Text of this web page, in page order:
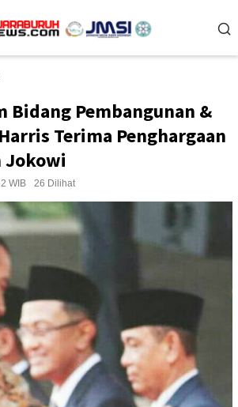
Bidang Pembangunan &
Terima Penghargaan
Jokowi
WIB 26 Dilihat